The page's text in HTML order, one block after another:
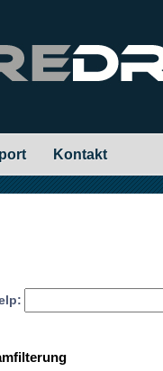
Kontakt